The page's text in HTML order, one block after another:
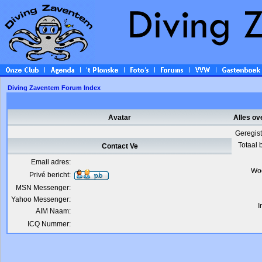
Diving Zaventem Forum Index
Avatar
Alles
Totaal
Contact Ve
Email adres:
Privé bericht:
MSN Messenger:
Yahoo Messenger:
AIM Naam:
ICQ Nummer: